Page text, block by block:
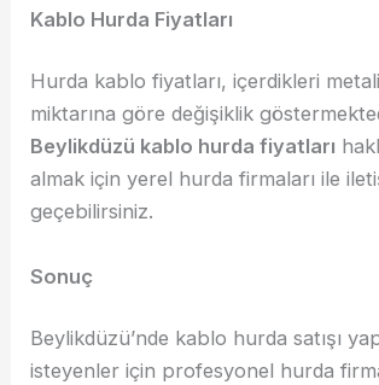
Kablo Hurda Fiyatları
Hurda kablo fiyatları, içerdikleri
miktarına göre değişiklik
Beylikdüzü kablo hurda fiyatları
almak için yerel hurda firmaları ile
geçebilirsiniz.
Sonuç
Beylikdüzü’nde kablo hurda satışı
isteyenler için profesyonel hurda